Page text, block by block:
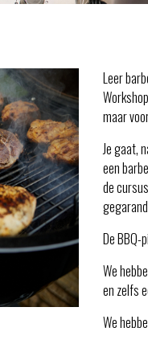
Leer
maar
Je gaat,
een
de
De BBQ-
We
en zelfs
We